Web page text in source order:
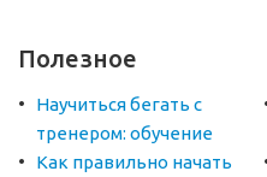
Полезное
Научиться бегать с
тренером: обучение
Как правильно начать